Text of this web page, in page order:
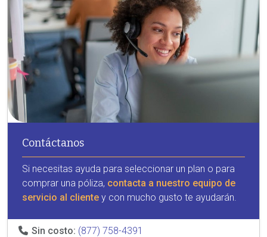
Contáctanos
Si necesitas ayuda para seleccionar un plan o para
comprar una póliza, contacta a nuestro equipo de
servicio al cliente y con mucho gusto te ayudarán.
Sin costo: (877) 758-4391